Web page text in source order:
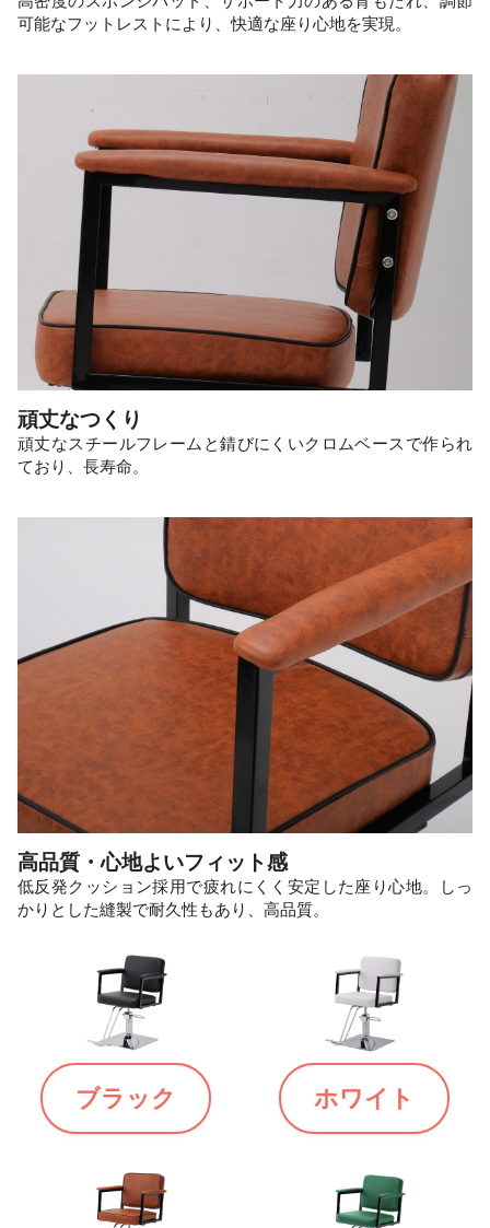
可能なフットレストにより、快適な座り心地を実現。
頑丈なつくり
頑丈なスチールフレームと錆びにくいクロムベースで作られ
ており、長寿命。
高品質・心地よいフィット感
低反発クッション採用で疲れにくく安定した座り心地。しっ
かりとした縫製で耐久性もあり、高品質。
ブラック ホワイト